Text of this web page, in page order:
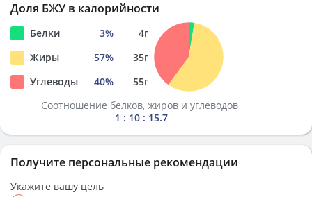
Доля БЖУ в калорийности
Белки 3% 4г
Жиры
57% 35г
Углеводы
40% 55г
Соотношение белков, жиров и углеводов
1 : 10 : 15.7
Получите персональные рекомендации
Укажите вашу цель